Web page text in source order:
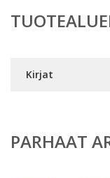
Kirjat
PARHAAT